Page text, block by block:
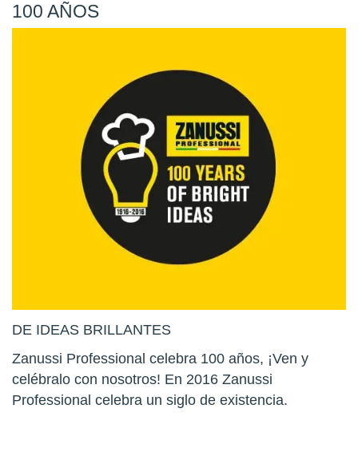
100 AÑOS
DE IDEAS BRILLANTES
Zanussi Professional celebra 100 años, ¡Ven y
celébralo con nosotros! En 2016 Zanussi
Professional celebra un siglo de existencia.